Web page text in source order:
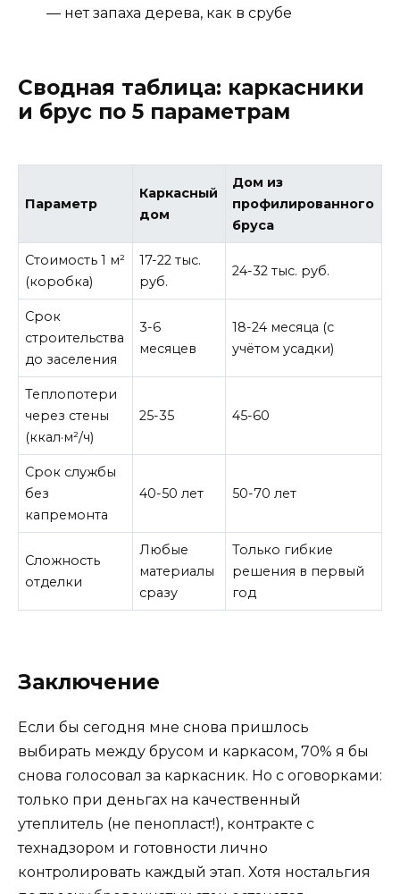
— нет запаха дерева, как в срубе
Сводная таблица: каркасники
и брус по 5 параметрам
Параметр
Каркасный
дом
Дом из
профилированного
бруса
Стоимость 1 м²
(коробка)
17-22 тыс.
руб.
24-32 тыс. руб.
Срок
строительства
до заселения
3-6
месяцев
18-24 месяца (с
учётом усадки)
Теплопотери
через стены
(ккал·м²/ч)
25-35 45-60
Срок службы
без
капремонта
40-50 лет 50-70 лет
Сложность
отделки
Любые
материалы
сразу
Только гибкие
решения в первый
год
Заключение
Если бы сегодня мне снова пришлось
выбирать между брусом и каркасом, 70% я бы
снова голосовал за каркасник. Но с оговорками:
только при деньгах на качественный
утеплитель (не пенопласт!), контракте с
технадзором и готовности лично
контролировать каждый этап. Хотя ностальгия